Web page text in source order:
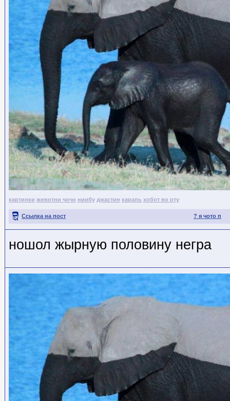
картинки животни чочо ниибу джастин карапь хобот во рту
? я чото п
Ссылка на пост
ношол жырную половину негра